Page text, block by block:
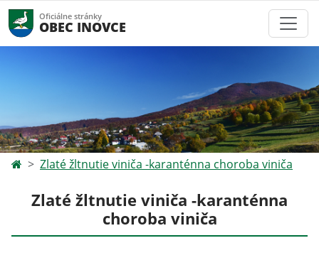
Oficiálne stránky
OBEC INOVCE
Zlaté žltnutie viniča -karanténna choroba viniča
Zlaté žltnutie viniča -karanténna
choroba viniča